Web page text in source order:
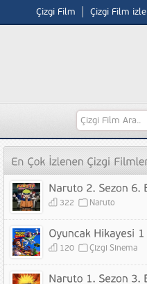
Çizgi Film Çizgi Film izle
322 Naruto
120 Çizgi Sinema